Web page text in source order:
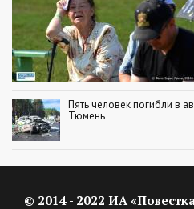
Пять человек погибли в
Тюмень
© 2014 - 2022 ИА